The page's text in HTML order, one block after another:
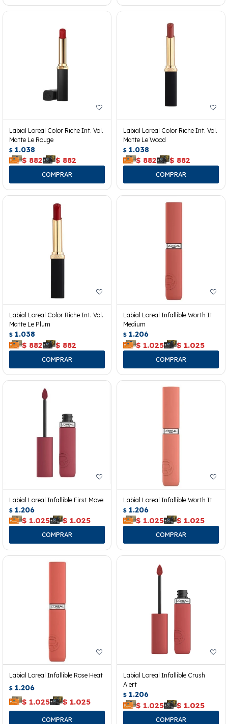
Labial Loreal Color Riche Int. Vol.
Matte Le Rouge
$ 1.038
$ 882 $ 882
Labial Loreal Color Riche Int. Vol.
Matte Le Wood
$ 1.038
$ 882 $ 882
Labial Loreal Color Riche Int. Vol.
Matte Le Plum
$ 1.038
$ 882 $ 882
Labial Loreal Infallible Worth It
Medium
$ 1.206
$ 1.025 $ 1.025
Labial Loreal Infallible First Move
$ 1.206
$ 1.025 $ 1.025
Labial Loreal Infallible Worth It
$ 1.206
$ 1.025 $ 1.025
Labial Loreal Infallible Rose Heat
$ 1.206
$ 1.025 $ 1.025
Labial Loreal Infallible Crush
Alert
$ 1.206
$ 1.025 $ 1.025